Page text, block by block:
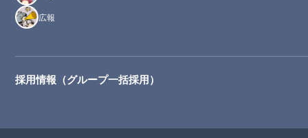
広報
採用情報（グループ一括採用）